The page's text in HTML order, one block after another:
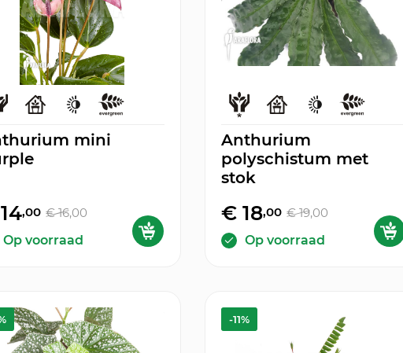
mini
,00 € 16,00
Op voorraad
Anthurium
polyschistum met
stok
€ 18,00 € 19,00
Op voorraad
-11%